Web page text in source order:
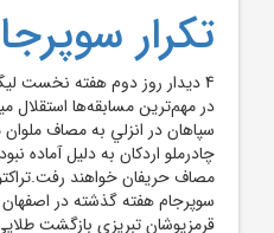
تکرار
4 ديدار روز دوم هفته نخست
در مهم‌ترين مسابقه‌ها استقلال
سپاهان در انزلي به مصاف
چادرملو اردکان به دليل آماده
مصاف حريفان خواهند
سوپرجام هفته گذشته در